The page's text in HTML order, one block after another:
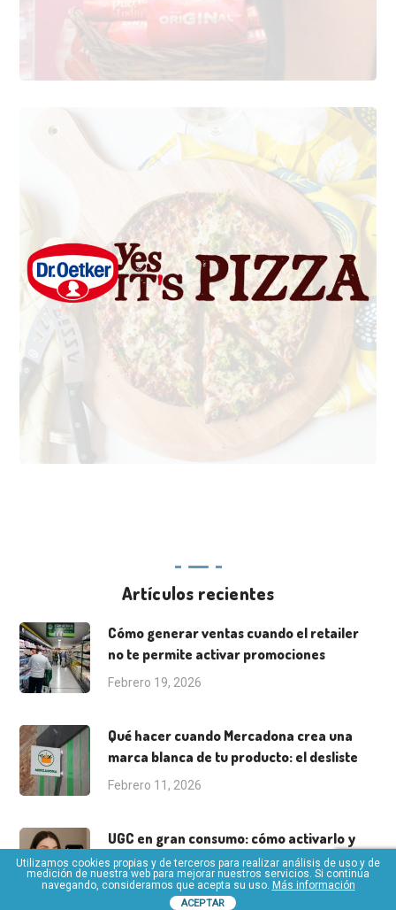
Artículos recientes
Cómo generar ventas cuando el retailer
no te permite activar promociones
Febrero 19, 2026
Qué hacer cuando Mercadona crea una
marca blanca de tu producto: el desliste
Febrero 11, 2026
UGC en gran consumo: cómo activarlo y
medirlo
Octubre 31, 2025
Utilizamos cookies propias y de terceros para realizar análisis de uso y de
medición de nuestra web para mejorar nuestros servicios. Si continúa
navegando, consideramos que acepta su uso. Más información
ACEPTAR